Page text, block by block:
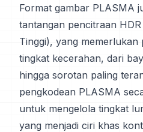
Format gambar PLASMA
tantangan pencitraan
Tinggi), yang memerlukan
tingkat kecerahan, dari
hingga sorotan paling
pengkodean PLASMA
untuk mengelola tingkat
yang menjadi ciri khas